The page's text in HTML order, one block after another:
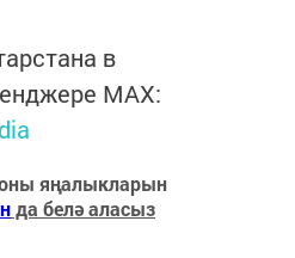
в
MАХ:
яңалыкларын
да белә аласыз